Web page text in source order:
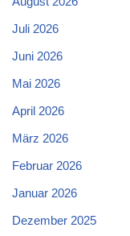
Juli 2026
Juni 2026
Mai 2026
April 2026
März 2026
Februar 2026
Januar 2026
Dezember 2025